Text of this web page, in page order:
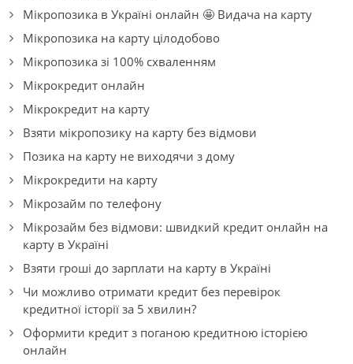
Мікропозика в Україні онлайн 🤩 Видача на карту
Мікропозика на карту цілодобово
Мікропозика зі 100% схваленням
Мікрокредит онлайн
Мікрокредит на карту
Взяти мікропозику на карту без відмови
Позика на карту не виходячи з дому
Мікрокредити на карту
Мікрозайм по телефону
Мікрозайм без відмови: швидкий кредит онлайн на
карту в Україні
Взяти гроші до зарплати на карту в Україні
Чи можливо отримати кредит без перевірок
кредитної історії за 5 хвилин?
Оформити кредит з поганою кредитною історією
онлайн